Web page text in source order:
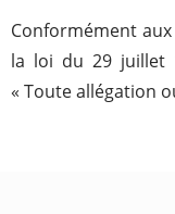
Conformément
la loi du 29 juillet
« Toute allégation